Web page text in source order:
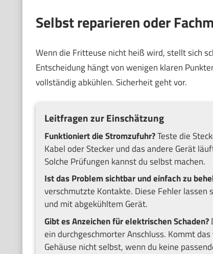
Selbst reparieren oder
Wenn die Fritteuse nicht heiß wird, stellt sich
Entscheidung hängt von wenigen klaren
vollständig abkühlen. Sicherheit geht vor.
Leitfragen zur Einschätzung
Funktioniert die Stromzufuhr?Teste die
Kabel oder Stecker und das andere Gerät
Solche Prüfungen kannst du selbst machen.
Ist das Problem sichtbar und einfach zu
verschmutzte Kontakte. Diese Fehler
und mit abgekühltem Gerät.
Gibt es Anzeichen für elektrischen Schaden?
ein durchgeschmorter Anschluss. Kommt
Gehäuse nicht selbst, wenn du keine